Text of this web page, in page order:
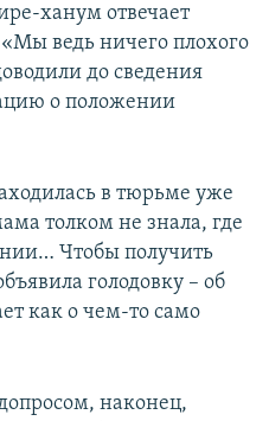
ханум отвечает
ведь ничего плохого
до сведения
о положении
в тюрьме уже
толком не знала, где
Чтобы получить
голодовку – об
как о чем-то само
наконец,